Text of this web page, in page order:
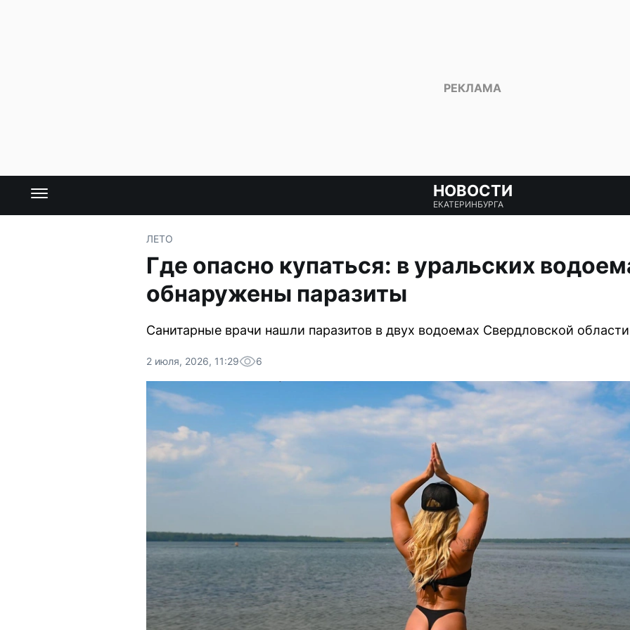
НОВОСТИ
ЕКАТЕРИНБУРГА
ЛЕТО
Где опасно купаться: в уральских
обнаружены паразиты
Санитарные врачи нашли паразитов в двух водоемах Свердловской
2 июля, 2026, 11:29 6